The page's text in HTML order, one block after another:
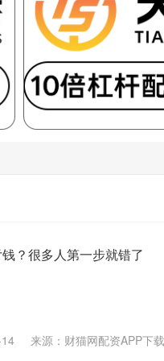
？很多人第一步就错了
来源：财猫网配资APP下载